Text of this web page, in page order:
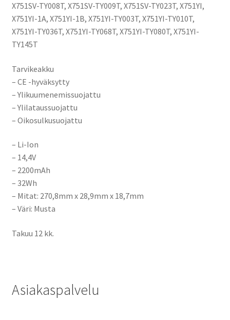
Tarvikeakku
– CE -hyväksytty
– Ylikuumenemissuojattu
– Ylilataussuojattu
– Oikosulkusuojattu
– Li-Ion
– 14,4V
– 2200mAh
– 32Wh
– Mitat: 270,8mm x 28,9mm x 18,7mm
– Väri: Musta
Takuu 12 kk.
Asiakaspalvelu